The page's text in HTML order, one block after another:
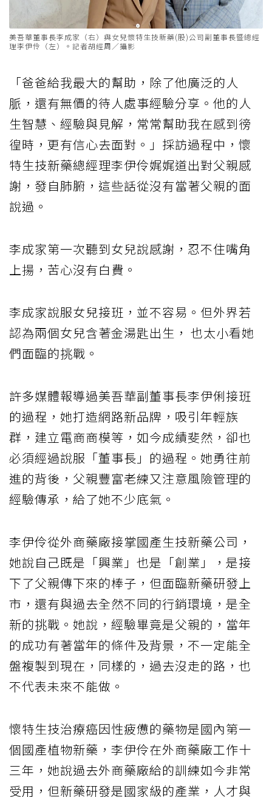
美吾華董事長李成家（右）與女兒懷特生技新藥(股)公司副董事長暨總經
理李伊伶（左）。記者胡經周／攝影
「爸爸給我最大的幫助，除了他廣泛的人
脈，還有無價的待人處事經驗分享。他的人
生智慧、經驗與見解，常常幫助我在感到徬
徨時，更有信心去面對。」採訪過程中，懷
特生技新藥總經理李伊伶娓娓道出對父親感
謝，發自肺腑，這些話從沒有當著父親的面
說過。
李成家第一次聽到女兒說感謝，忍不住嘴角
上揚，苦心沒有白費。
李成家說服女兒接班，並不容易。但外界若
認為兩個女兒含著金湯匙出生， 也太小看她
們面臨的挑戰。
許多媒體報導過美吾華副董事長李伊俐接班
的過程，她打造網路新品牌，吸引年輕族
群，建立電商商模等，如今成績斐然，卻也
必須經過說服「董事長」的過程。她勇往前
進的背後，父親豐富老練又注意風險管理的
經驗傳承，給了她不少底氣。
李伊伶從外商藥廠接掌國產生技新藥公司，
她說自己既是「興業」也是「創業」，是接
下了父親傳下來的棒子，但面臨新藥研發上
市，還有與過去全然不同的行銷環境，是全
新的挑戰。她說，經驗畢竟是父親的，當年
的成功有著當年的條件及背景，不一定能全
盤複製到現在，同樣的，過去沒走的路，也
不代表未來不能做。
懷特生技治療癌因性疲憊的藥物是國內第一
個國產植物新藥，李伊伶在外商藥廠工作十
三年，她說過去外商藥廠給的訓練如今非常
受用，但新藥研發是國家級的產業，人才與